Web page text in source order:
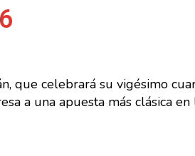
que celebrará su vigésimo
a una apuesta más clásica